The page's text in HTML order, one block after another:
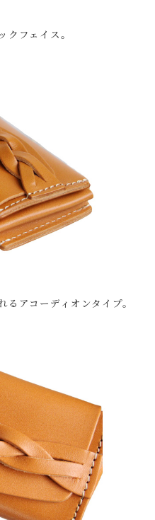
【アルファベット大文字の
に出てくる「通信欄」に
フェイス。
アコーディオンタイプ。